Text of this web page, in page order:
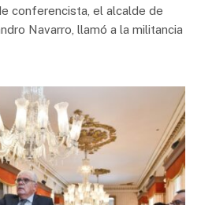
conferencista, el alcalde de
Navarro, llamó a la militancia